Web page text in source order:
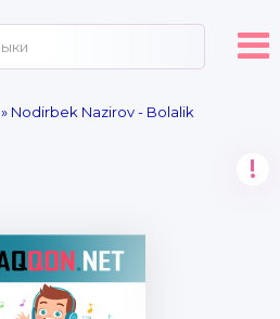
» Nodirbek Nazirov - Bolalik
!